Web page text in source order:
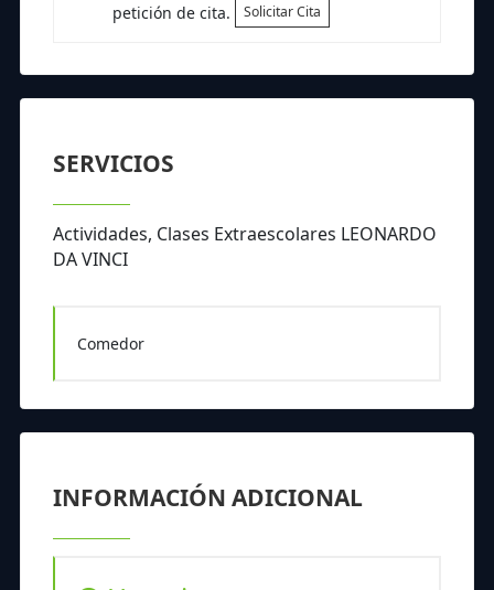
petición de cita.
Solicitar Cita
SERVICIOS
Actividades, Clases Extraescolares LEONARDO
DA VINCI
Comedor
INFORMACIÓN ADICIONAL